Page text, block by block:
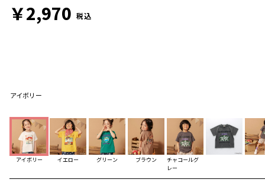
アイボリー
アイボリー イエロー グリーン ブラウン
チャコールグ
レー
￥2,970 税込